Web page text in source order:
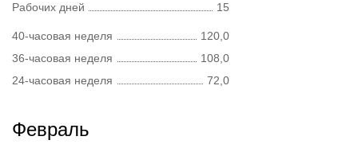
Рабочих дней
15
40-часовая неделя
120,0
36-часовая неделя
108,0
24-часовая неделя
72,0
Февраль